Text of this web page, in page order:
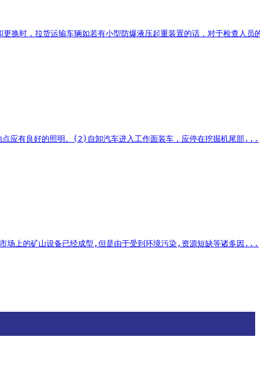
更换时，拉货运输车辆如若有小型防爆液压起重装置的话，对于检查人
点应有良好的照明。(2)自卸汽车进入工作面装车，应停在挖掘机尾部...
场上的矿山设备已经成型,但是由于受到环境污染,资源短缺等诸多因...